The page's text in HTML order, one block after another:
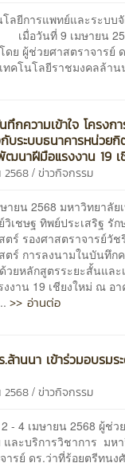
ลยีการแพทย์และระบบ
เมษายน 2568 มห
ดย ผู้ช่วยศาสตราจาร
ทคโนโลยีราชมงคลล้า
กความเข้าใจ โครง
กับระบบธนาคารหน่วย
นาฝีมือแรงงาน 19 เ
2568/ข่าวกิจกรรม
ยน 2568 มหาวิทยาลัย
วิเชษฐ ทิพย์ประเสริฐ
ตร์ รองศาสตราจารย์
ตร์ การลงนามในบันทึก
วยหลักสูตรระยะสั้นแล
งาน 19 เชียงใหม่ ณ อ
>> อ่านต่อ
ล้านนา เข้าร่วมอบรม
2568/ข่าวกิจกรรม
- 4 เมษายน 2568 ผู้ช่
และบริการวิชาการ มห
ารย์ ดร.ว่าที่ร้อยตรีทน